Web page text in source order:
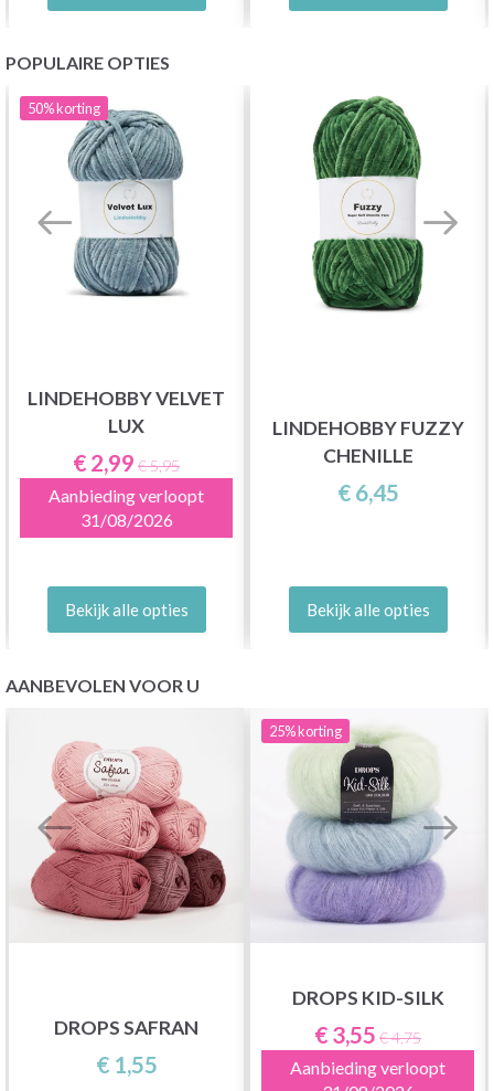
POPULAIRE OPTIES
50%korting
LINDEHOBBY VELVET
LUX
€ 2,99 € 5,95
Aanbieding verloopt
31/08/2026
Bekijk alle opties
LINDEHOBBY FUZZY
CHENILLE
€ 6,45
Bekijk alle opties
AANBEVOLEN VOOR U
DROPS SAFRAN
€ 1,55
25%korting
DROPS KID-SILK
€ 3,55 € 4,75
Aanbieding verloopt